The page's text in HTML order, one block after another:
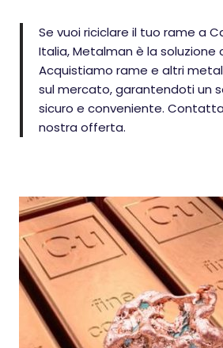
Se vuoi riciclare il tuo rame a
Italia, Metalman è la soluzione
Acquistiamo rame e altri
sul mercato, garantendoti un
sicuro e conveniente.
nostra offerta.